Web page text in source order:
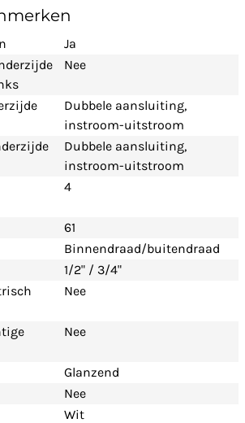
Ja
Nee
Dubbele aansluiting,
instroom-uitstroom
Dubbele aansluiting,
instroom-uitstroom
4
61
Binnendraad/buitendraad
1/2" / 3/4"
Nee
Nee
Glanzend
Nee
Wit